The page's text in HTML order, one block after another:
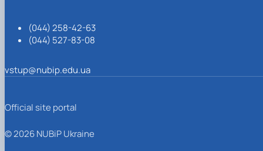
(044) 258-42-63
(044) 527-83-08
vstup@nubip.edu.ua
Official site portal
© 2026 NUBiP Ukraine